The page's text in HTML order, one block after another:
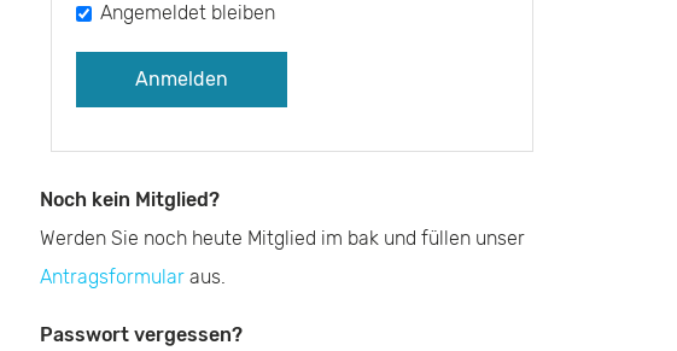
Angemeldet bleiben
A
n
Noch kein Mitglied?
Werden Sie noch heute Mitglied im bak und füllen unser
Antragsformular aus.
Passwort vergessen?